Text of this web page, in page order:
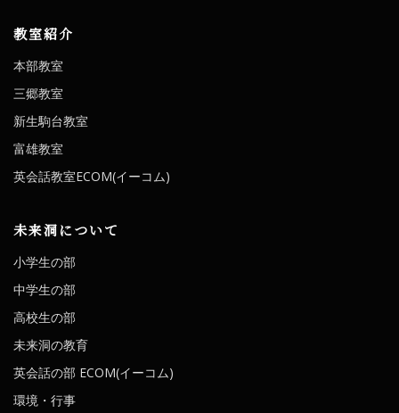
教室紹介
本部教室
三郷教室
新生駒台教室
富雄教室
英会話教室ECOM(イーコム)
未来洞について
小学生の部
中学生の部
高校生の部
未来洞の教育
英会話の部 ECOM(イーコム)
環境・行事